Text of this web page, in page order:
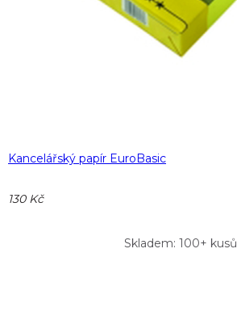
Kancelářský papír EuroBasic
130 Kč
Skladem: 100+ kusů